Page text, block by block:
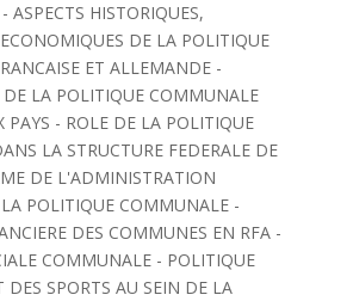
ASPECTS HISTORIQUES,
DE LA POLITIQUE
ET ALLEMANDE -
LA POLITIQUE COMMUNALE
PAYS - ROLE DE LA POLITIQUE
LA STRUCTURE FEDERALE DE
DE L'ADMINISTRATION
POLITIQUE COMMUNALE -
DES COMMUNES EN RFA -
COMMUNALE - POLITIQUE
DES SPORTS AU SEIN DE LA